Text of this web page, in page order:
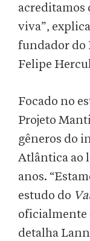
acreditamos
viva”,
fundador do
Felipe
Focado no
Projeto
gêneros do
Atlântica ao
anos.
estudo do
oficialmente
detalha